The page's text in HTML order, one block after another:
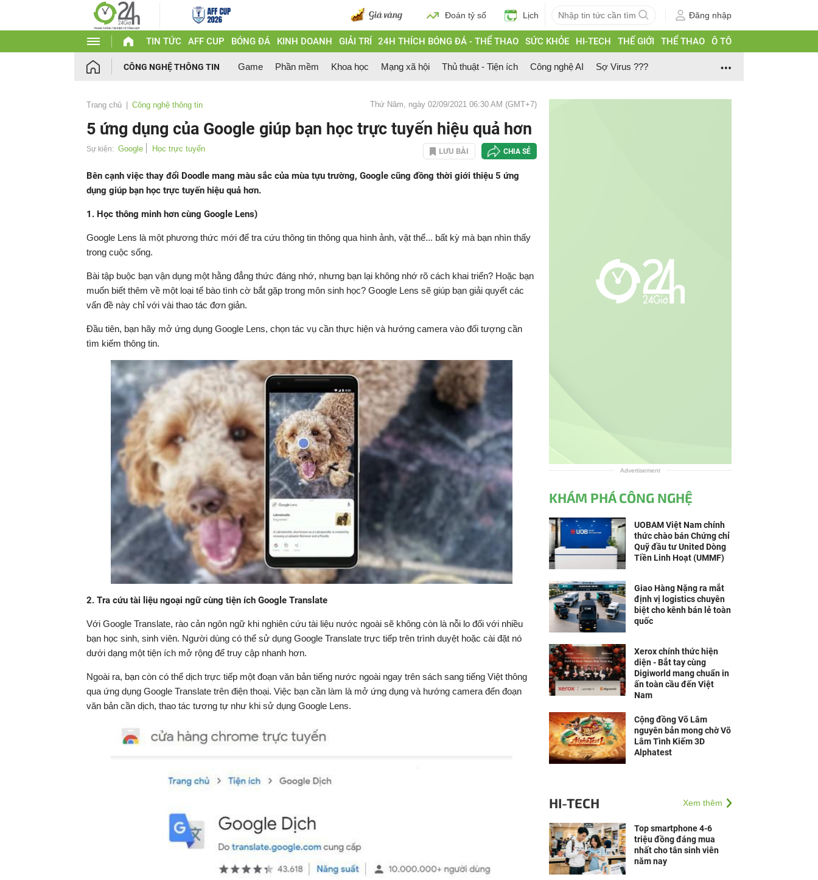
Đoán tỷ số Lịch Đăng nhập
TIN TỨC AFF CUP BÓNG ĐÁ KINH DOANH GIẢI TRÍ 24H THÍCH BÓNG ĐÁ - THỂ THAO SỨC KHỎE HI-TECH THẾ GIỚI THỂ THAO Ô TÔ
CÔNG NGHỆ THÔNG TIN Game Phần mềm Khoa học Mạng xã hội Thủ thuật - Tiện ích Công nghệ AI Sợ Virus ???
Trang chủ Công nghệ thông tin Thứ Năm, ngày 02/09/2021 06:30 AM (GMT+7)
5 ứng dụng của Google giúp bạn học trực tuyến hiệu quả hơn
Sự kiện: Google Học trực tuyến LƯU BÀI CHIA SẺ
Bên cạnh việc thay đổi Doodle mang màu sắc của mùa tựu trường, Google cũng đồng thời giới thiệu 5 ứng
dụng giúp bạn học trực tuyến hiệu quả hơn.
1. Học thông minh hơn cùng Google Lens)
Google Lens là một phương thức mới để tra cứu thông tin thông qua hình ảnh, vật thể... bất kỳ mà bạn nhìn thấy
trong cuộc sống.
Bài tập buộc bạn vận dụng một hằng đẳng thức đáng nhớ, nhưng bạn lại không nhớ rõ cách khai triển? Hoặc bạn
muốn biết thêm về một loại tế bào tình cờ bắt gặp trong môn sinh học? Google Lens sẽ giúp bạn giải quyết các
vấn đề này chỉ với vài thao tác đơn giản.
Đầu tiên, bạn hãy mở ứng dụng Google Lens, chọn tác vụ cần thực hiện và hướng camera vào đối tượng cần
tìm kiếm thông tin.
2. Tra cứu tài liệu ngoại ngữ cùng tiện ích Google Translate
Với Google Translate, rào cản ngôn ngữ khi nghiên cứu tài liệu nước ngoài sẽ không còn là nỗi lo đối với nhiều
bạn học sinh, sinh viên. Người dùng có thể sử dụng Google Translate trực tiếp trên trình duyệt hoặc cài đặt nó
dưới dạng một tiện ích mở rộng để truy cập nhanh hơn.
Ngoài ra, bạn còn có thể dịch trực tiếp một đoạn văn bản tiếng nước ngoài ngay trên sách sang tiếng Việt thông
qua ứng dụng Google Translate trên điện thoại. Việc bạn cần làm là mở ứng dụng và hướng camera đến đoạn
văn bản cần dịch, thao tác tương tự như khi sử dụng Google Lens.
Advertisement
KHÁM PHÁ CÔNG NGHỆ
UOBAM Việt Nam chính
thức chào bán Chứng chỉ
Quỹ đầu tư United Dòng
Tiền Linh Hoạt (UMMF)
Giao Hàng Nặng ra mắt
định vị logistics chuyên
biệt cho kênh bán lẻ toàn
quốc
Xerox chính thức hiện
diện - Bắt tay cùng
Digiworld mang chuẩn in
ấn toàn cầu đến Việt
Nam
Cộng đồng Võ Lâm
nguyên bản mong chờ Võ
Lâm Tình Kiếm 3D
Alphatest
HI-TECH Xem thêm
Top smartphone 4-6
triệu đồng đáng mua
nhất cho tân sinh viên
năm nay